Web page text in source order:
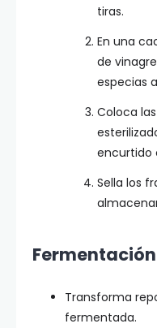
tiras.
En una
de
especias
Coloca
encurtido
Sella los
Fermentación
Transforma
fermentada.